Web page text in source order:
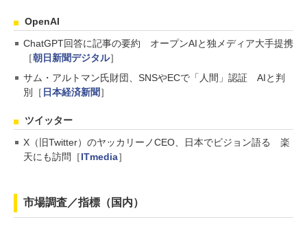
OpenAI
ChatGPT回答に記事の要約 オープンAIと独メディア大手提携
［朝日新聞デジタル］
サム・アルトマン氏財団、SNSやECで「人間」認証 AIと判
別［ 日本経済新聞］
ツイッター
X（旧Twitter）のヤッカリーノCEO、日本でビジョン語る 楽
天にも訪問［ITmedia］
市場調査／指標（国内）